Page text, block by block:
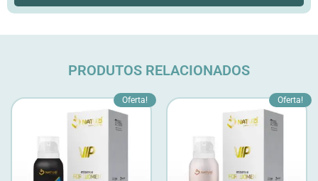
PRODUTOS RELACIONADOS
Oferta! Oferta!